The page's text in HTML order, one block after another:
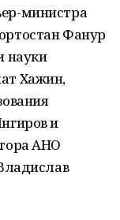
министра
Фанур
науки
Хажин,
и
АНО